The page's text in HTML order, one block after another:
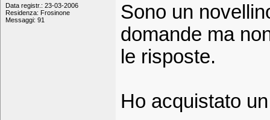
Data registr.: 23-03-2006
Residenza: Frosinone
Messaggi: 91
Sono un
domande ma
le risposte.
Ho acquistato